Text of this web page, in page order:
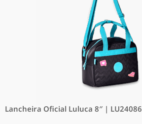
Lancheira Oficial Luluca 8″ | LU24086